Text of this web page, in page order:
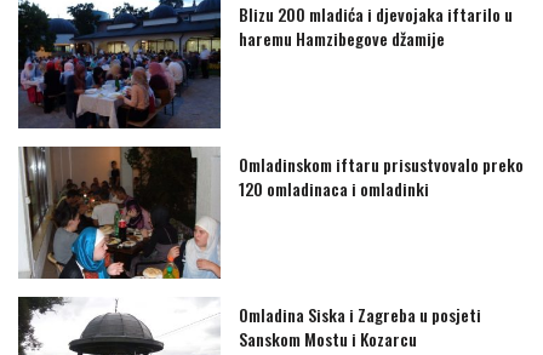
Blizu 200 mladića i djevojaka iftarilo u
haremu Hamzibegove džamije
Omladinskom iftaru prisustvovalo preko
120 omladinaca i omladinki
Omladina Siska i Zagreba u posjeti
Sanskom Mostu i Kozarcu